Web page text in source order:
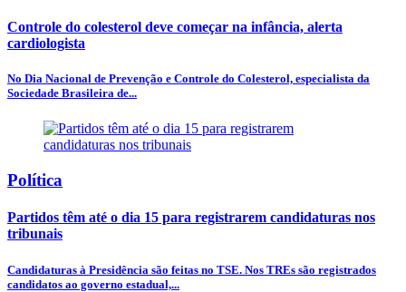
Controle do colesterol deve começar na infância, alerta
cardiologista
No Dia Nacional de Prevenção e Controle do Colesterol, especialista da
Sociedade Brasileira de...
Política
Partidos têm até o dia 15 para registrarem candidaturas nos
tribunais
Candidaturas à Presidência são feitas no TSE. Nos TREs são registrados
candidatos ao governo estadual,...